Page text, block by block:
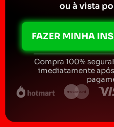
ou à vista
FAZER MINHA
Compra 100%
imediatamente